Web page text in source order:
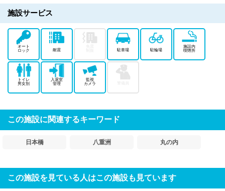
施設サービス
オート
ロック
耐震 駐車場 駐輪場
施設内
喫煙所
トイレ
男女別
入退室
管理
監視
カメラ
この施設に関連するキーワード
日本橋 八重洲 丸の内
この施設を見ている人はこの施設も見ています